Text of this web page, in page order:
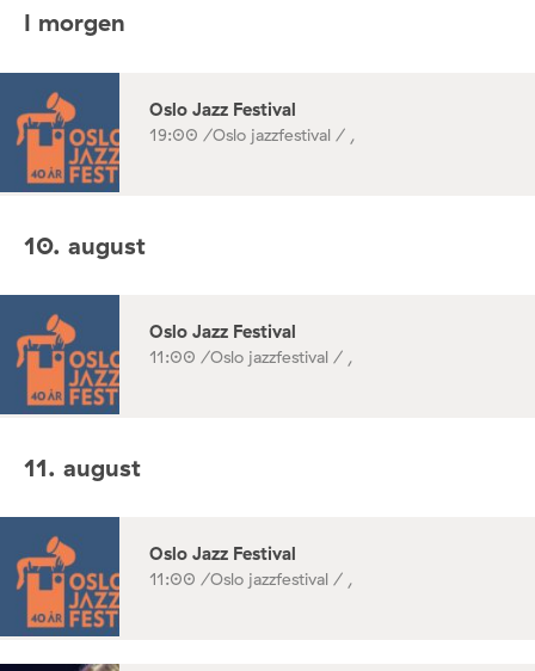
I morgen
Oslo Jazz Festival
19:00 /Oslo jazzfestival / ,
10. august
Oslo Jazz Festival
11:00 /Oslo jazzfestival / ,
11. august
Oslo Jazz Festival
11:00 /Oslo jazzfestival / ,